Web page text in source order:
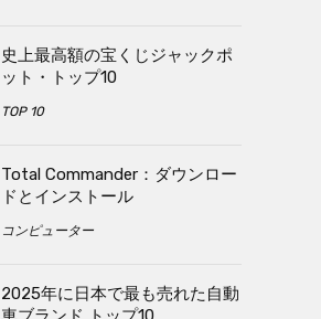
史上最高額の宝くじジャックポ
ット・トップ10
TOP 10
Total Commander：ダウンロー
ドとインストール
コンピューター
2025年に日本で最も売れた自動